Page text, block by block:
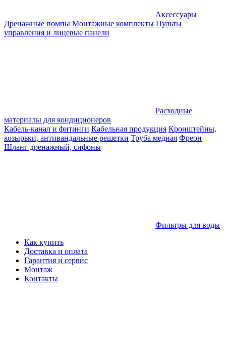
Аксессуары
Дренажные помпы Монтажные комплекты Пульты
управления и лицевые панели
Расходные
материалы для кондиционеров
Кабель-канал и фитинги Кабельная продукция Кронштейны,
козырьки, антивандальные решетки Труба медная Фреон
Шланг дренажный, сифоны
Фильтры для воды
Как купить
Доставка и оплата
Гарантия и сервис
Монтаж
Контакты